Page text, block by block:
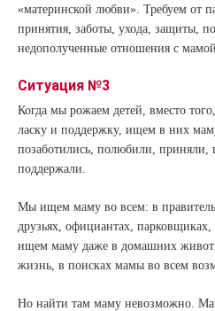
«материнской любви». Требуем от
принятия, заботы, ухода, защиты,
недополученные отношения с
Ситуация №3
Когда мы рожаем детей, вместо
ласку и поддержку, ищем в них
позаботились, полюбили, приняли,
поддержали.
Мы ищем маму во всем: в
друзьях, официантах,
ищем маму даже в домашних
жизнь, в поисках мамы во всем
Но найти там маму невозможно.